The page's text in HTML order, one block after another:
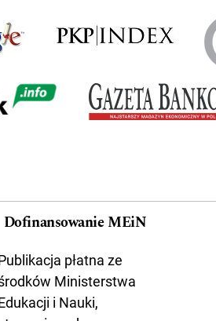
Dofinansowanie MEiN
płatna ze
Ministerstwa
i Nauki,